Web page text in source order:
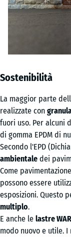
Sostenibilità
La maggior parte
realizzate con
fuori uso. Per alcuni
di gomma EPDM di
Secondo l'EPD
ambientale dei
Come
possono essere
esposizioni. Questo
multiplo.
E anche le lastre
modo nuovo e utile.